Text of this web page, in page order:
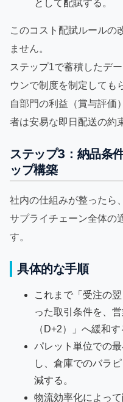
として配賦する。
このコスト配賦ルールの
ません。
ステップ1で蓄積したデ
ウンで制度を制定しても
自部門の利益（賞与評価
者は安易な即日配送の約
ステップ3：納品条
ップ構築
社内の仕組みが整ったら
サプライチェーン全体の
す。
具体的な手順
これまで「受注の
った取引条件を、
（D+2）」へ緩和
パレット単位での
し、倉庫でのバラ
減する。
物流効率化によっ